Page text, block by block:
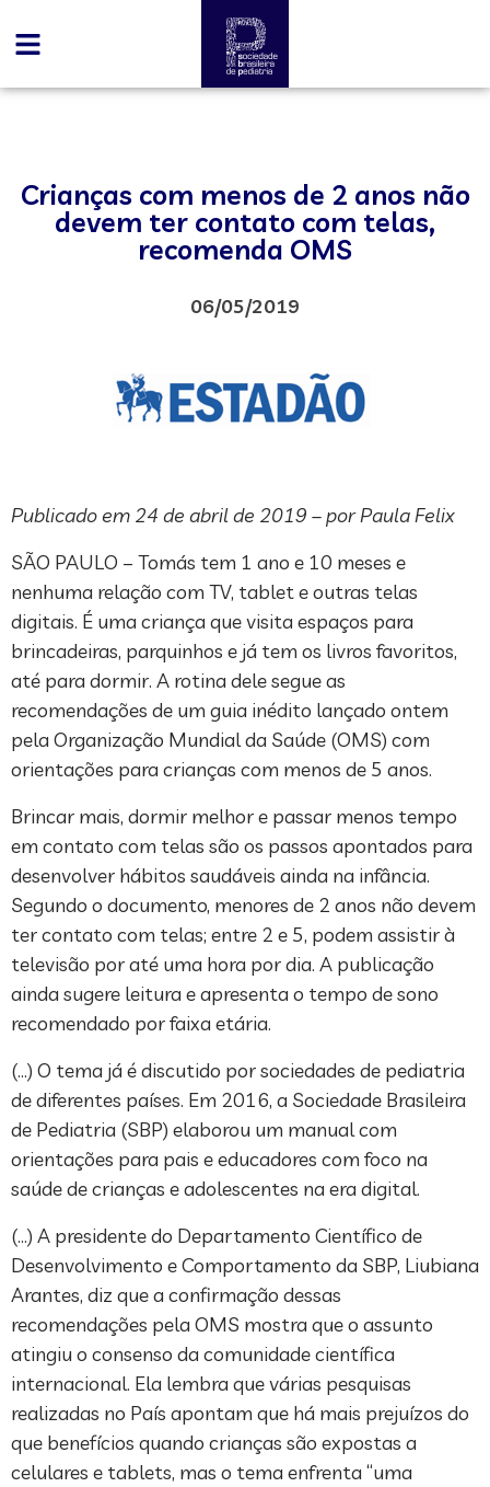
Crianças com menos de 2 anos não
devem ter contato com telas,
recomenda OMS
06/05/2019
Publicado em 24 de abril de 2019 – por Paula Felix
SÃO PAULO – Tomás tem 1 ano e 10 meses e
nenhuma relação com TV, tablet e outras telas
digitais. É uma criança que visita espaços para
brincadeiras, parquinhos e já tem os livros favoritos,
até para dormir. A rotina dele segue as
recomendações de um guia inédito lançado ontem
pela Organização Mundial da Saúde (OMS) com
orientações para crianças com menos de 5 anos.
Brincar mais, dormir melhor e passar menos tempo
em contato com telas são os passos apontados para
desenvolver hábitos saudáveis ainda na infância.
Segundo o documento, menores de 2 anos não devem
ter contato com telas; entre 2 e 5, podem assistir à
televisão por até uma hora por dia. A publicação
ainda sugere leitura e apresenta o tempo de sono
recomendado por faixa etária.
(…) O tema já é discutido por sociedades de pediatria
de diferentes países. Em 2016, a Sociedade Brasileira
de Pediatria (SBP) elaborou um manual com
orientações para pais e educadores com foco na
saúde de crianças e adolescentes na era digital.
(…) A presidente do Departamento Científico de
Desenvolvimento e Comportamento da SBP, Liubiana
Arantes, diz que a confirmação dessas
recomendações pela OMS mostra que o assunto
atingiu o consenso da comunidade científica
internacional. Ela lembra que várias pesquisas
realizadas no País apontam que há mais prejuízos do
que benefícios quando crianças são expostas a
celulares e tablets, mas o tema enfrenta “uma